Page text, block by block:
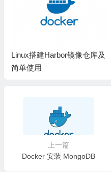
Linux搭建Harbor镜像仓库及
简单使用
上一篇
Docker 安装 MongoDB